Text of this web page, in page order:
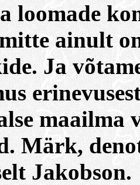
loomade
ainult
Ja
Märk,
Jakobson.